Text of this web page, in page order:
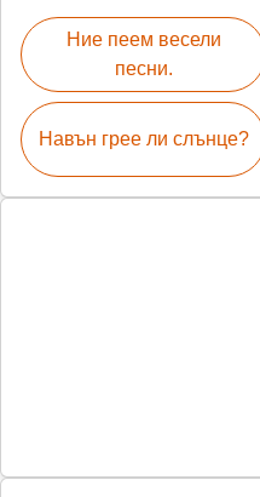
Ние пеем весели
песни.
Навън грее ли слънце?